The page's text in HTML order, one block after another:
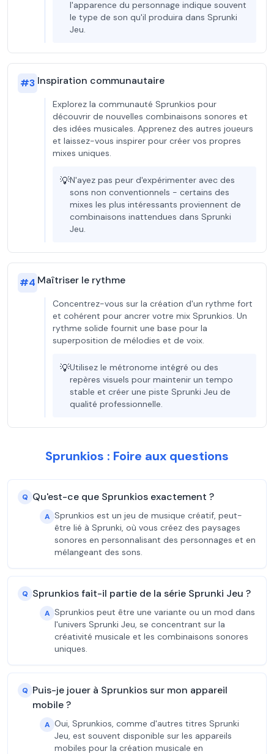
l'apparence du personnage indique souvent
le type de son qu'il produira dans Sprunki
Jeu.
#3 Inspiration communautaire
Explorez la communauté Sprunkios pour
découvrir de nouvelles combinaisons sonores et
des idées musicales. Apprenez des autres joueurs
et laissez-vous inspirer pour créer vos propres
mixes uniques.
💡N'ayez pas peur d'expérimenter avec des
sons non conventionnels - certains des
mixes les plus intéressants proviennent de
combinaisons inattendues dans Sprunki
Jeu.
#4 Maîtriser le rythme
Concentrez-vous sur la création d'un rythme fort
et cohérent pour ancrer votre mix Sprunkios. Un
rythme solide fournit une base pour la
superposition de mélodies et de voix.
💡Utilisez le métronome intégré ou des
repères visuels pour maintenir un tempo
stable et créer une piste Sprunki Jeu de
qualité professionnelle.
Sprunkios : Foire aux questions
Q Qu'est-ce que Sprunkios exactement ?
A Sprunkios est un jeu de musique créatif, peut-
être lié à Sprunki, où vous créez des paysages
sonores en personnalisant des personnages et en
mélangeant des sons.
Q Sprunkios fait-il partie de la série Sprunki Jeu ?
A Sprunkios peut être une variante ou un mod dans
l'univers Sprunki Jeu, se concentrant sur la
créativité musicale et les combinaisons sonores
uniques.
Q Puis-je jouer à Sprunkios sur mon appareil
mobile ?
A Oui, Sprunkios, comme d'autres titres Sprunki
Jeu, est souvent disponible sur les appareils
mobiles pour la création musicale en